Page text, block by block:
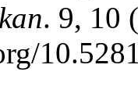
. 9, 10